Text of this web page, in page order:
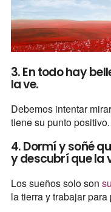
3. En todo hay
la ve.
Debemos intentar
tiene su punto positivo.
4. Dormí y soñé
y descubrí que la
Los sueños solo son
la tierra y trabajar